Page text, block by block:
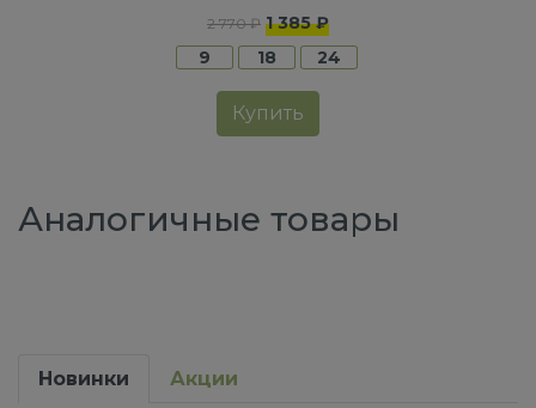
2 770 ₽ 1 385 ₽
9
18 24
Купить
Аналогичные товары
Новинки Акции